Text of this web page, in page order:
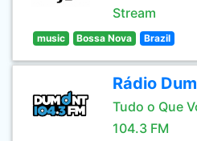
Stream
music Bossa Nova Brazil
Rádio
Tudo o Que
104.3 FM